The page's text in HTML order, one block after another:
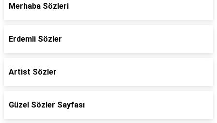
Merhaba Sözleri
Erdemli Sözler
Artist Sözler
Güzel Sözler Sayfası